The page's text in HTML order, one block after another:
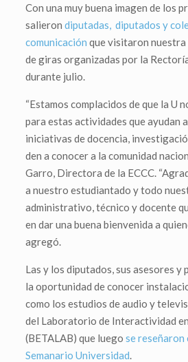
Con una muy buena imagen de los
salieron diputadas, diputados y
comunicación que visitaron nuestra
de giras organizadas por la
durante julio.
“Estamos complacidos de que la U
para estas actividades que ayudan
iniciativas de docencia,
den a conocer a la comunidad
Garro, Directora de la ECCC.
a nuestro estudiantado y todo
administrativo, técnico y docente
en dar una buena bienvenida a
agregó.
Las y los diputados, sus asesores
la oportunidad de conocer
como los estudios de audio y
del Laboratorio de Interactividad
(BETALAB) que luego se reseñaron
Semanario Universidad.